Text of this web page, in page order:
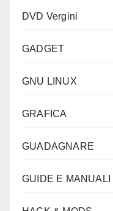
DVD Vergini
GADGET
GNU LINUX
GRAFICA
GUADAGNARE
GUIDE E MANUALI